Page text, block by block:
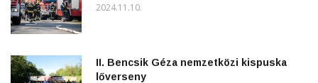
2024.11.10.
II. Bencsik Géza nemzetközi kispuska
lőverseny